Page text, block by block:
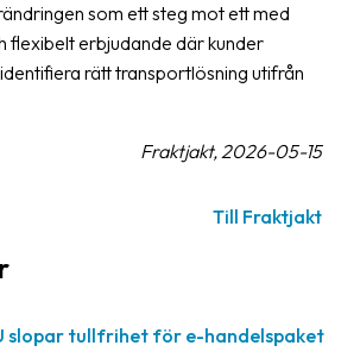
som ett steg mot ett med
flexibelt erbjudande där kunder
rätt transportlösning utifrån
Fraktjakt, 2026-05-15
Till Fraktjakt
slopar tullfrihet för e-handelspaket